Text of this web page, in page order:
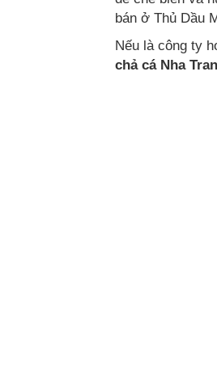
bán ở Thủ Dầu
Nếu là công ty
chả cá Nha